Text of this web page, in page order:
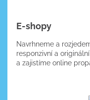
E-shopy
Navrhneme a
responzivní a
a zajistíme online